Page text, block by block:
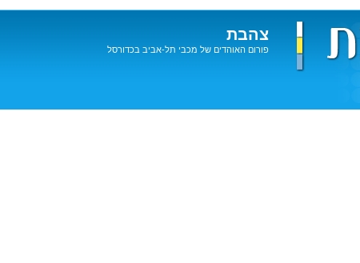
צהבת
פורום האוהדים של מכבי תל-אביב בכדורסל